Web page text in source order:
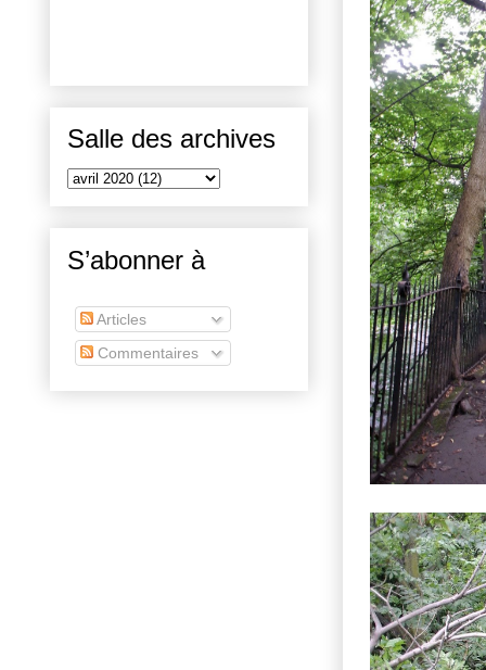
Salle des archives
S’abonner à
Articles
Commentaires